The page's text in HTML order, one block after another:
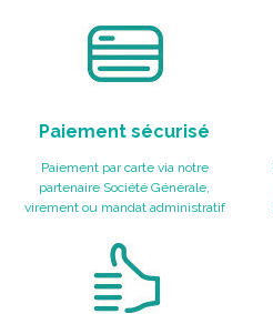
Paiement sécurisé
Paiement par carte via notre
partenaire Société Générale,
virement ou mandat administratif